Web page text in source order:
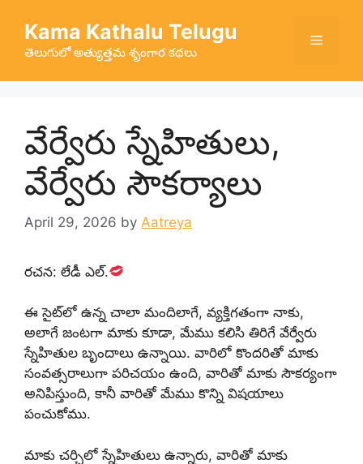
content
Kama Kathalu Telugu
తెలుగులో అత్యుత్తమ శృంగార కథలు
Menu
వేర్వేరు స్నేహితులు,
వేర్వేరు సౌకర్యాలు
April 29, 2026 by Aatreya
రచన: లేడీ ఎల్.
ఈ సైట్‌లో ఉన్న చాలా మందిలాగే, వ్యక్తిగతంగా నాకు,
అలాగే జంటగా మాకు కూడా, మేము కలిసి తిరిగే వేర్వేరు
స్నేహితుల బృందాలు ఉన్నాయి. వారిలో కొందరితో మాకు
సంవత్సరాలుగా పరిచయం ఉంది, వారితో మాకు సౌకర్యంగా
అనిపిస్తుంది, కానీ వారితో మేము కొన్ని విషయాలు
పంచుకోము.
మాకు చర్చిలో స్నేహితులు ఉన్నారు, వారితో మాకు